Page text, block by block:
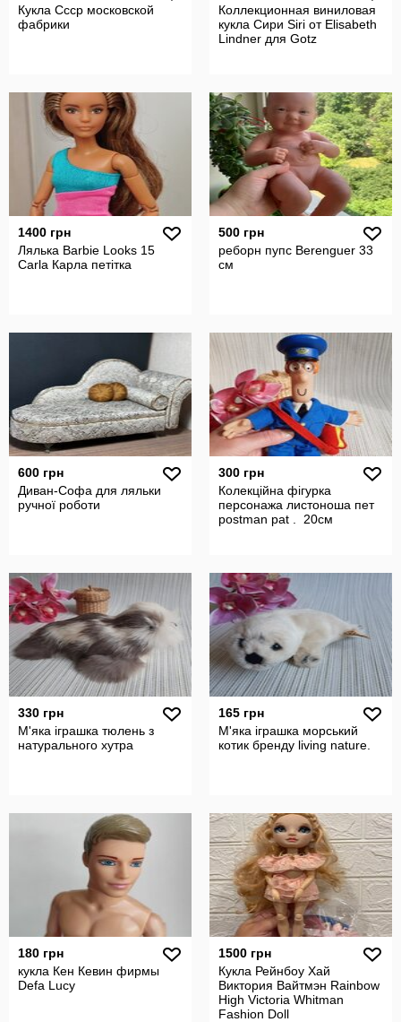
Кукла Ссср московской
фабрики
Коллекционная виниловая
кукла Сири Siri от Elisabeth
Lindner для Gotz
1400 грн
Лялька Barbie Looks 15
Carla Карла петітка
500 грн
реборн пупс Berenguer 33
см
600 грн
Диван-Софа для ляльки
ручної роботи
300 грн
Колекційна фігурка
персонажа листоноша пет
postman pat . 20см
330 грн
М'яка іграшка тюлень з
натурального хутра
165 грн
М'яка іграшка морський
котик бренду living nature.
180 грн
кукла Кен Кевин фирмы
Defa Lucy
1500 грн
Кукла Рейнбоу Хай
Виктория Вайтмэн Rainbow
High Victoria Whitman
Fashion Doll